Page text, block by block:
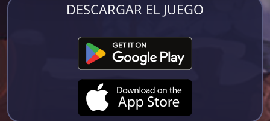
DESCARGAR EL JUEGO